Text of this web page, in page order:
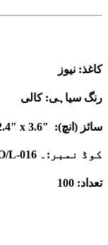
کاغذ: نیوز
رنگ سیاہی: کالی
2.4″ x 3.6″ :سائز (انچ)
PO/L-016 کوڈ نمبر:۔
تعداد: 100